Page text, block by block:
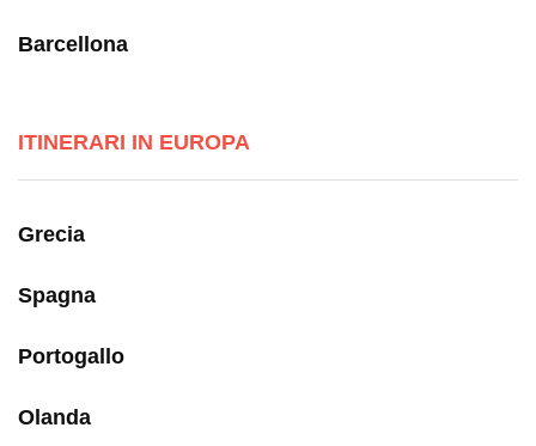
Barcellona
ITINERARI IN EUROPA
Grecia
Spagna
Portogallo
Olanda